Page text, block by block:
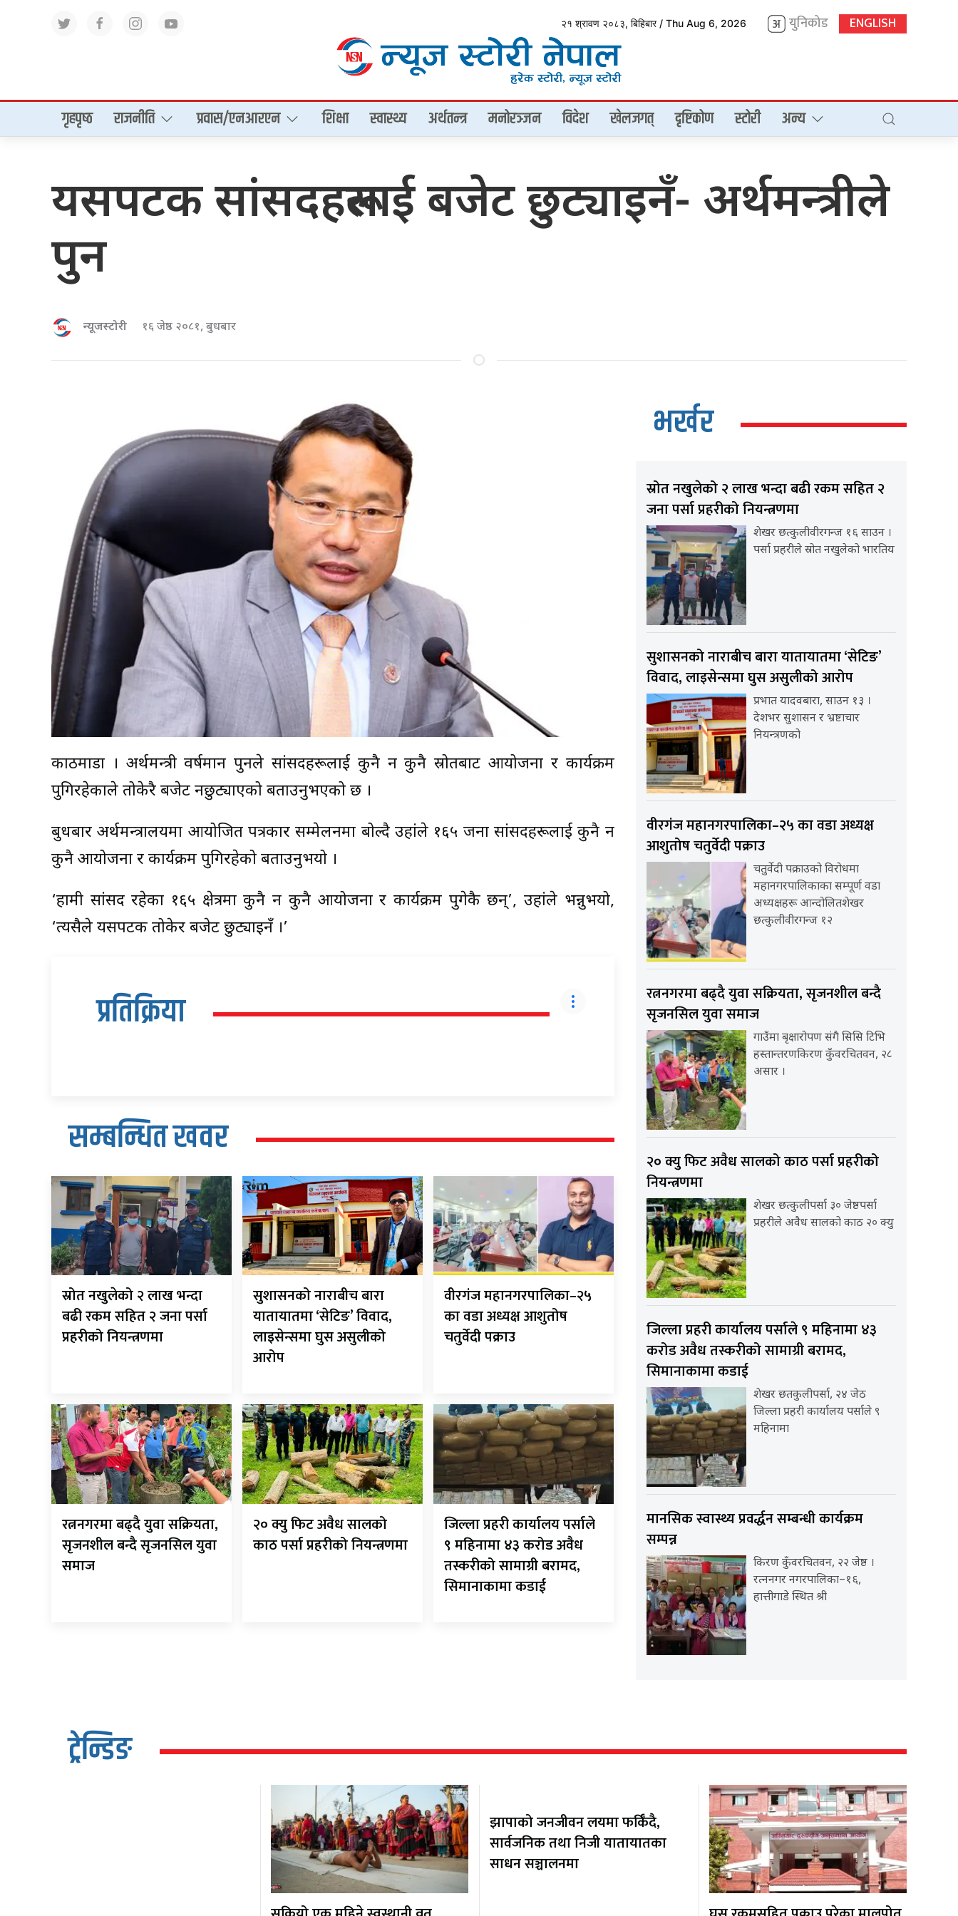
२१ श्रावण २०८३, बिहिबार / Thu Aug 6, 2026 युनिकोड ENGLISH
गृहपृष्‍ठ राजनीति प्रवास/एनआरएन शिक्षा स्वास्थ्य अर्थतन्त्र मनोरञ्जन विदेश खेलजगत् दृष्टिकोण स्टोरी अन्य
यसपटक सांसदहरूलाई बजेट छुट्याइनँ- अर्थमन्त्रीले
पुन
न्यूजस्टोरी १६ जेष्ठ २०८१, बुधबार
काठमाडौं । अर्थमन्त्री वर्षमान पुनले सांसदहरूलाई कुनै न कुनै स्रोतबाट आयोजना र कार्यक्रम
पुगिरहेकाले तोकेरै बजेट नछुट्याएको बताउनुभएको छ ।
बुधबार अर्थमन्त्रालयमा आयोजित पत्रकार सम्मेलनमा बोल्दै उहांले १६५ जना सांसदहरूलाई कुनै न
कुनै आयोजना र कार्यक्रम पुगिरहेको बताउनुभयो ।
‘हामी सांसद रहेका १६५ क्षेत्रमा कुनै न कुनै आयोजना र कार्यक्रम पुगेकै छन्’, उहांले भन्नुभयो,
‘त्यसैले यसपटक तोकेर बजेट छुट्याइनँ ।’
प्रतिक्रिया
सम्बन्धित खवर
स्रोत नखुलेको २ लाख भन्दा
बढी रकम सहित २ जना पर्सा
प्रहरीको नियन्त्रणमा
सुशासनको नाराबीच बारा
यातायातमा ‘सेटिङ’ विवाद,
लाइसेन्समा घुस असुलीको
आरोप
वीरगंज महानगरपालिका–२५
का वडा अध्यक्ष आशुतोष
चतुर्वेदी पक्राउ
रत्ननगरमा बढ्दै युवा सक्रियता,
सृजनशील बन्दै सृजनसिल युवा
समाज
२० क्यु फिट अवैध सालको
काठ पर्सा प्रहरीको नियन्त्रणमा
जिल्ला प्रहरी कार्यालय पर्साले
९ महिनामा ४३ करोड अवैध
तस्करीको सामाग्री बरामद,
सिमानाकामा कडाई
भर्खर
स्रोत नखुलेको २ लाख भन्दा बढी रकम सहित २
जना पर्सा प्रहरीको नियन्त्रणमा
शेखर छत्कुलीवीरगन्ज १६ साउन ।
पर्सा प्रहरीले स्रोत नखुलेको भारतिय
सुशासनको नाराबीच बारा यातायातमा ‘सेटिङ’
विवाद, लाइसेन्समा घुस असुलीको आरोप
प्रभात यादवबारा, साउन १३ ।
देशभर सुशासन र भ्रष्टाचार
नियन्त्रणको
वीरगंज महानगरपालिका–२५ का वडा अध्यक्ष
आशुतोष चतुर्वेदी पक्राउ
चतुर्वेदी पक्राउको विरोधमा
महानगरपालिकाका सम्पूर्ण वडा
अध्यक्षहरू आन्दोलितशेखर
छत्कुलीवीरगन्ज १२
रत्ननगरमा बढ्दै युवा सक्रियता, सृजनशील बन्दै
सृजनसिल युवा समाज
गाउँमा बृक्षारोपण संगै सिसि टिभि
हस्तान्तरणकिरण कुँवरचितवन, २८
असार ।
२० क्यु फिट अवैध सालको काठ पर्सा प्रहरीको
नियन्त्रणमा
शेखर छत्कुलीपर्सा ३० जेष्ठपर्सा
प्रहरीले अवैध सालको काठ २० क्यु
जिल्ला प्रहरी कार्यालय पर्साले ९ महिनामा ४३
करोड अवैध तस्करीको सामाग्री बरामद,
सिमानाकामा कडाई
शेखर छतकुलीपर्सा, २४ जेठ
जिल्ला प्रहरी कार्यालय पर्साले ९
महिनामा
मानसिक स्वास्थ्य प्रवर्द्धन सम्बन्धी कार्यक्रम
सम्पन्न
किरण कुँवरचितवन, २२ जेष्ठ ।
रत्ननगर नगरपालिका–१६,
हात्तीगाडे स्थित श्री
ट्रेन्डिङ
झापाको जनजीवन लयमा फर्किँदै,
सार्वजनिक तथा निजी यातायातका
साधन सञ्चालनमा